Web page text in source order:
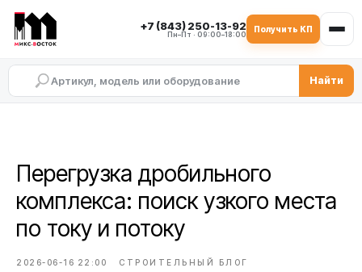
+7 (843) 250-13-92
Пн–Пт · 09:00–18:00
Получить КП
Найти
Перегрузка дробильного
комплекса: поиск узкого места
по току и потоку
2026-06-16 22:00 СТРОИТЕЛЬНЫЙ БЛОГ